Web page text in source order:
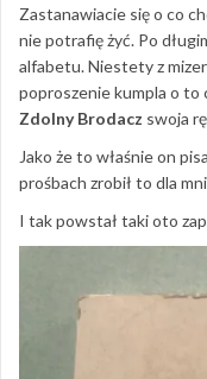
Zastanawiacie się o co
nie potrafię żyć. Po
alfabetu. Niestety z
poproszenie kumpla o to
Zdolny Brodacz swoja
Jako że to właśnie on
prośbach zrobił to dla
I tak powstał taki oto